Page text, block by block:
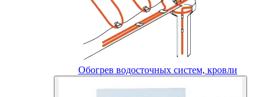
Обогрев водосточных систем, кровли